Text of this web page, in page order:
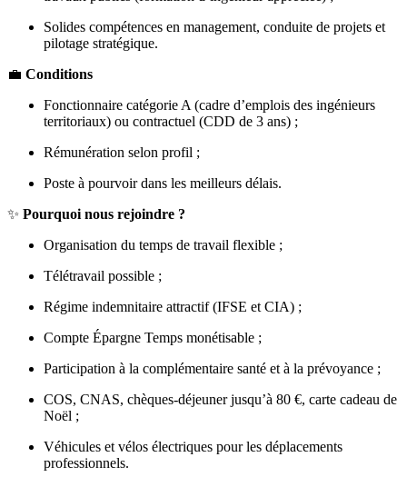
Solides compétences en management, conduite de projets et
pilotage stratégique.
💼 Conditions
Fonctionnaire catégorie A (cadre d’emplois des ingénieurs
territoriaux) ou contractuel (CDD de 3 ans) ;
Rémunération selon profil ;
Poste à pourvoir dans les meilleurs délais.
✨ Pourquoi nous rejoindre ?
Organisation du temps de travail flexible ;
Télétravail possible ;
Régime indemnitaire attractif (IFSE et CIA) ;
Compte Épargne Temps monétisable ;
Participation à la complémentaire santé et à la prévoyance ;
COS, CNAS, chèques-déjeuner jusqu’à 80 €, carte cadeau de
Noël ;
Véhicules et vélos électriques pour les déplacements
professionnels.